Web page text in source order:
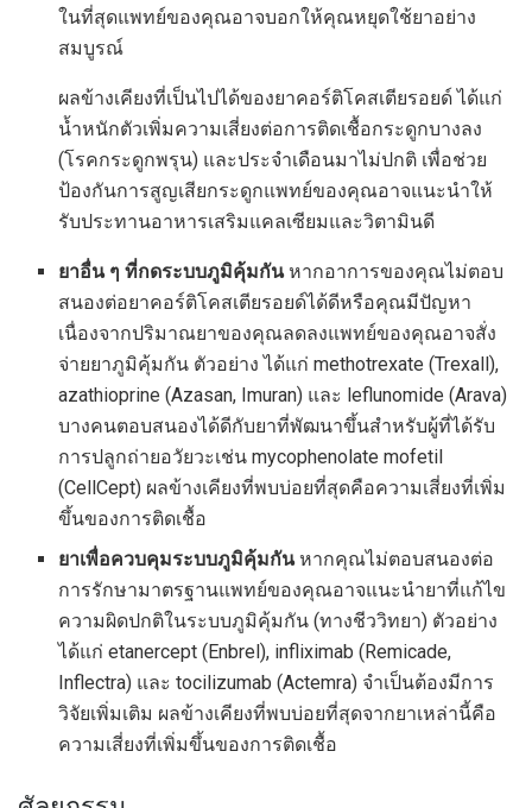
ในที่สุดแพทย์ของคุณอาจบอกให้คุณหยุดใช้ยาอย่าง
สมบูรณ์
ผลข้างเคียงที่เป็นไปได้ของยาคอร์ติโคสเตียรอยด์ ได้แก่
น้ำหนักตัวเพิ่มความเสี่ยงต่อการติดเชื้อกระดูกบางลง
(โรคกระดูกพรุน) และประจำเดือนมาไม่ปกติ เพื่อช่วย
ป้องกันการสูญเสียกระดูกแพทย์ของคุณอาจแนะนำให้
รับประทานอาหารเสริมแคลเซียมและวิตามินดี
ยาอื่น ๆ ที่กดระบบภูมิคุ้มกันหากอาการของคุณไม่ตอบ
สนองต่อยาคอร์ติโคสเตียรอยด์ได้ดีหรือคุณมีปัญหา
เนื่องจากปริมาณยาของคุณลดลงแพทย์ของคุณอาจสั่ง
จ่ายยาภูมิคุ้มกัน ตัวอย่าง ได้แก่ methotrexate (Trexall),
azathioprine (Azasan, Imuran) และ leflunomide (Arava)
บางคนตอบสนองได้ดีกับยาที่พัฒนาขึ้นสำหรับผู้ที่ได้รับ
การปลูกถ่ายอวัยวะเช่น mycophenolate mofetil
(CellCept) ผลข้างเคียงที่พบบ่อยที่สุดคือความเสี่ยงที่เพิ่ม
ขึ้นของการติดเชื้อ
ยาเพื่อควบคุมระบบภูมิคุ้มกันหากคุณไม่ตอบสนองต่อ
การรักษามาตรฐานแพทย์ของคุณอาจแนะนำยาที่แก้ไข
ความผิดปกติในระบบภูมิคุ้มกัน (ทางชีววิทยา) ตัวอย่าง
ได้แก่ etanercept (Enbrel), infliximab (Remicade,
Inflectra) และ tocilizumab (Actemra) จำเป็นต้องมีการ
วิจัยเพิ่มเติม ผลข้างเคียงที่พบบ่อยที่สุดจากยาเหล่านี้คือ
ความเสี่ยงที่เพิ่มขึ้นของการติดเชื้อ